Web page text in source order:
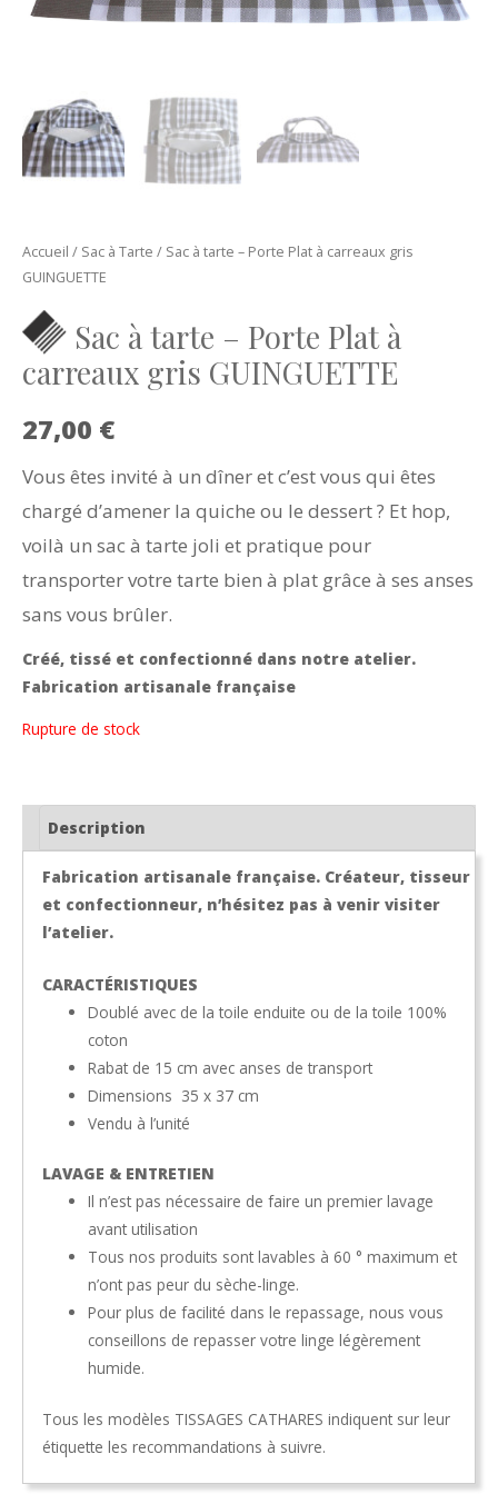
Accueil / Sac à Tarte / Sac à tarte – Porte Plat à carreaux gris
GUINGUETTE
Sac à tarte – Porte Plat à
carreaux gris GUINGUETTE
27,00 €
Vous êtes invité à un dîner et c’est vous qui êtes
chargé d’amener la quiche ou le dessert ? Et hop,
voilà un sac à tarte joli et pratique pour
transporter votre tarte bien à plat grâce à ses anses
sans vous brûler.
Créé, tissé et confectionné dans notre atelier.
Fabrication artisanale française
Rupture de stock
Description
Fabrication artisanale française. Créateur, tisseur
et confectionneur, n’hésitez pas à venir visiter
l’atelier.
CARACTÉRISTIQUES
Doublé avec de la toile enduite ou de la toile 100%
coton
Rabat de 15 cm avec anses de transport
Dimensions 35 x 37 cm
Vendu à l’unité
LAVAGE & ENTRETIEN
Il n’est pas nécessaire de faire un premier lavage
avant utilisation
Tous nos produits sont lavables à 60 ° maximum et
n’ont pas peur du sèche-linge.
Pour plus de facilité dans le repassage, nous vous
conseillons de repasser votre linge légèrement
humide.
Tous les modèles TISSAGES CATHARES indiquent sur leur
étiquette les recommandations à suivre.